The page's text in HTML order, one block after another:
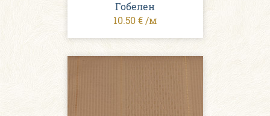
Гобелен
10.50 € /м